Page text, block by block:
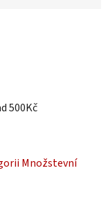
500Kč
Množstevní